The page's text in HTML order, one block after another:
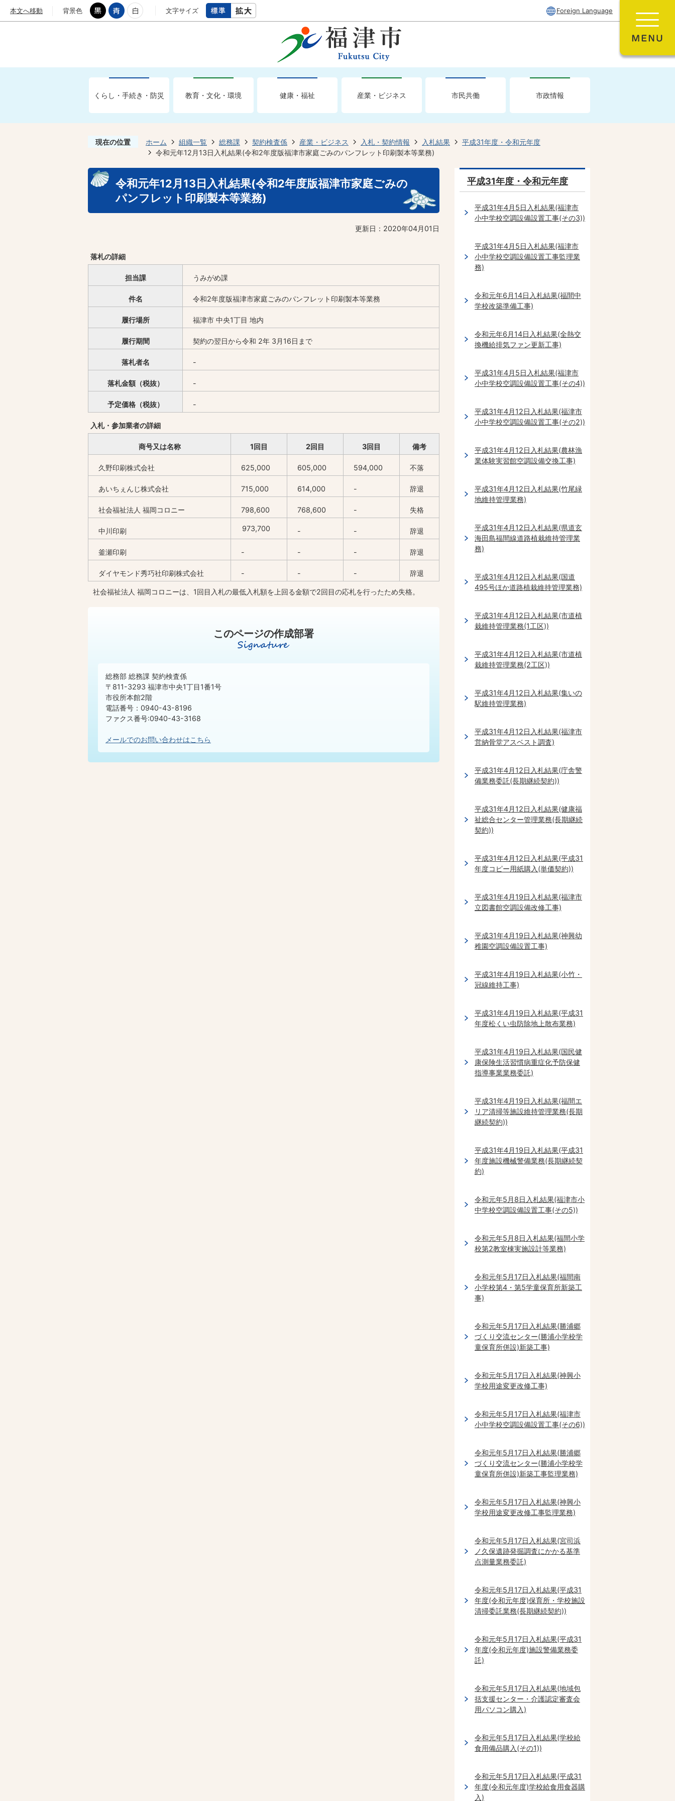
本文へ移動 背景色 文字サイズ Foreign Language
くらし・手続き・防災 教育・文化・環境 健康・福祉 産業・ビジネス 市民共働 市政情報
現在の位置 ホーム 組織一覧 総務課 契約検査係 産業・ビジネス 入札・契約情報 入札結果
平成31年度・令和元年度
令和元年12月13日入札結果(令和2年度版福津市家庭ごみのパンフレット印刷製本等業務)
令和元年12月13日入札結果(令和2年度版福津市家庭ごみの
パンフレット印刷製本等業務)
更新日：2020年04月01日
落札の詳細
担当課 うみがめ課
件名 令和2年度版福津市家庭ごみのパンフレット印刷製本等業務
履行場所 福津市 中央1丁目 地内
履行期間 契約の翌日から令和 2年 3月16日まで
落札者名 -
落札金額（税抜） -
予定価格（税抜） -
入札・参加業者の詳細
商号又は名称 1回目 2回目 3回目 備考
久野印刷株式会社 625,000 605,000 594,000 不落
あいちぇんじ株式会社 715,000 614,000 - 辞退
社会福祉法人 福岡コロニー 798,600 768,600 - 失格
中川印刷 973,700 - - 辞退
釜瀬印刷 - - - 辞退
ダイヤモンド秀巧社印刷株式会社 - - - 辞退
社会福祉法人 福岡コロニーは、1回目入札の最低入札額を上回る金額で2回目の応札を行ったため失格。
このページの作成部署
総務部 総務課 契約検査係
〒811-3293 福津市中央1丁目1番1号
市役所本館2階
電話番号：0940-43-8196
ファクス番号:0940-43-3168
メールでのお問い合わせはこちら
平成31年度・令和元年度
平成31年4月5日入札結果(福津市
小中学校空調設備設置工事(その3))
平成31年4月5日入札結果(福津市
小中学校空調設備設置工事監理業
務)
令和元年6月14日入札結果(福間中
学校改築準備工事)
令和元年6月14日入札結果(全熱交
換機給排気ファン更新工事)
平成31年4月5日入札結果(福津市
小中学校空調設備設置工事(その4))
平成31年4月12日入札結果(福津市
小中学校空調設備設置工事(その2))
平成31年4月12日入札結果(農林漁
業体験実習館空調設備交換工事)
平成31年4月12日入札結果(竹尾緑
地維持管理業務)
平成31年4月12日入札結果(県道玄
海田島福間線道路植栽維持管理業
務)
平成31年4月12日入札結果(国道
495号ほか道路植栽維持管理業務)
平成31年4月12日入札結果(市道植
栽維持管理業務(1工区))
平成31年4月12日入札結果(市道植
栽維持管理業務(2工区))
平成31年4月12日入札結果(集いの
駅維持管理業務)
平成31年4月12日入札結果(福津市
営納骨堂アスベスト調査)
平成31年4月12日入札結果(庁舎警
備業務委託(長期継続契約))
平成31年4月12日入札結果(健康福
祉総合センター管理業務(長期継続
契約))
平成31年4月12日入札結果(平成31
年度コピー用紙購入(単価契約))
平成31年4月19日入札結果(福津市
立図書館空調設備改修工事)
平成31年4月19日入札結果(神興幼
稚園空調設備設置工事)
平成31年4月19日入札結果(小竹・
冠線維持工事)
平成31年4月19日入札結果(平成31
年度松くい虫防除地上散布業務)
平成31年4月19日入札結果(国民健
康保険生活習慣病重症化予防保健
指導事業業務委託)
平成31年4月19日入札結果(福間エ
リア清掃等施設維持管理業務(長期
継続契約))
平成31年4月19日入札結果(平成31
年度施設機械警備業務(長期継続契
約)
令和元年5月8日入札結果(福津市小
中学校空調設備設置工事(その5))
令和元年5月8日入札結果(福間小学
校第2教室棟実施設計等業務)
令和元年5月17日入札結果(福間南
小学校第4・第5学童保育所新築工
事)
令和元年5月17日入札結果(勝浦郷
づくり交流センター(勝浦小学校学
童保育所併設)新築工事)
令和元年5月17日入札結果(神興小
学校用途変更改修工事)
令和元年5月17日入札結果(福津市
小中学校空調設備設置工事(その6))
令和元年5月17日入札結果(勝浦郷
づくり交流センター(勝浦小学校学
童保育所併設)新築工事監理業務)
令和元年5月17日入札結果(神興小
学校用途変更改修工事監理業務)
令和元年5月17日入札結果(宮司浜
ノ久保遺跡発掘調査にかかる基準
点測量業務委託)
令和元年5月17日入札結果(平成31
年度(令和元年度)保育所・学校施設
清掃委託業務(長期継続契約))
令和元年5月17日入札結果(平成31
年度(令和元年度)施設警備業務委
託)
令和元年5月17日入札結果(地域包
括支援センター・介護認定審査会
用パソコン購入)
令和元年5月17日入札結果(学校給
食用備品購入(その1))
令和元年5月17日入札結果(平成31
年度(令和元年度)学校給食用食器購
入)